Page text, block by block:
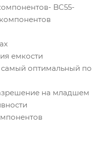
BC55-
емкости
оптимальный по
на младшем